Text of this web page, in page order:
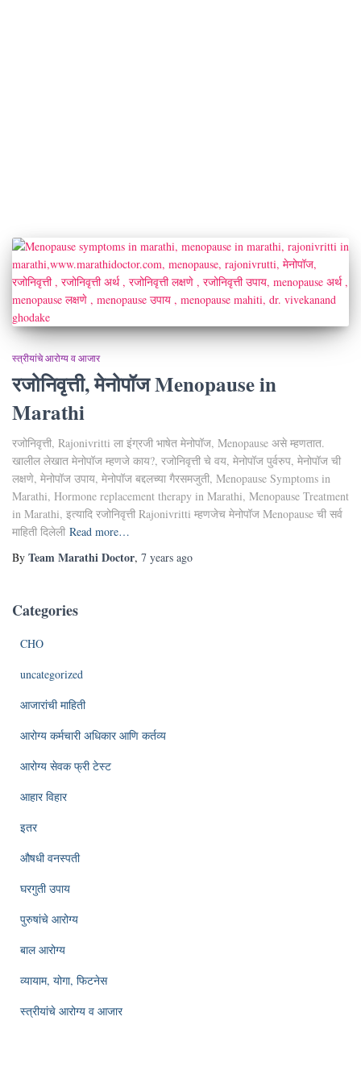
स्त्रीयांचे आरोग्य व आजार
रजोनिवृत्ती, मेनोपॉज Menopause in
Marathi
रजोनिवृत्ती, Rajonivritti ला इंंग्रजी भाषेत मेनोपॉज, Menopause असे म्हणतात.
खालील लेखात मेनोपॉज म्हणजे काय?, रजोनिवृत्ती चे वय, मेनोपॉज पुर्वरुप, मेनोपॉज ची
लक्षणे, मेनोपॉज उपाय, मेनोपॉज बद्दलच्या गैरसमजुती, Menopause Symptoms in
Marathi, Hormone replacement therapy in Marathi, Menopause Treatment
in Marathi, इत्यादि रजोनिवृत्ती Rajonivritti म्हणजेच मेनोपॉज Menopause ची सर्व
माहिती दिलेली Read more…
By Team Marathi Doctor, 7 years ago
Categories
CHO
uncategorized
आजारांची माहिती
आरोग्य कर्मचारी अधिकार आणि कर्तव्य
आरोग्य सेवक फ्री टेस्ट
आहार विहार
इतर
औषधी वनस्पती
घरगुती उपाय
पुरुषांचे आरोग्य
बाल आरोग्य
व्यायाम, योगा, फिटनेस
स्त्रीयांचे आरोग्य व आजार